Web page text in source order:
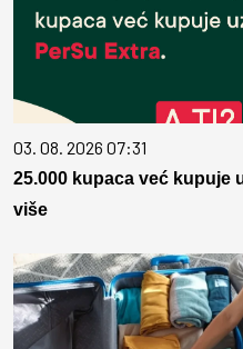
03. 08. 2026 07:31
25.000 kupaca već kupuje
više